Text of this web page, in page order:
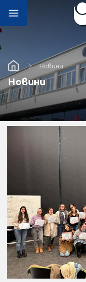
Новини
Новини